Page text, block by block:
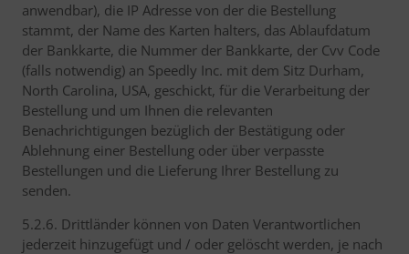
anwendbar), die IP Adresse von der die Bestellung
stammt, der Name des Karten halters, das Ablaufdatum
der Bankkarte, die Nummer der Bankkarte, der Cvv Code
(falls notwendig) an Speedly Inc. mit dem Sitz Durham,
North Carolina, USA, geschickt, für die Verarbeitung der
Bestellung und um Ihnen die relevanten
Benachrichtigungen bezüglich der Bestätigung oder
Ablehnung einer Bestellung oder über verpasste
Bestellungen und die Lieferung Ihrer Bestellung zu
senden.
5.2.6. Drittländer können von Daten Verantwortlichen
jederzeit hinzugefügt und / oder gelöscht werden, je nach